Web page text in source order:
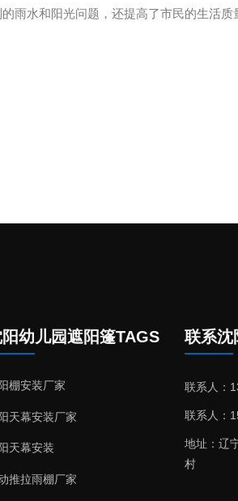
雨水和阳光问题，还提高了市民的生活
幼儿园遮阳篷TAGS
棚安装厂家
天幕安装厂家
天幕安装
推拉雨棚厂家
联系沈
联系人：
联系人：
地址：辽
村